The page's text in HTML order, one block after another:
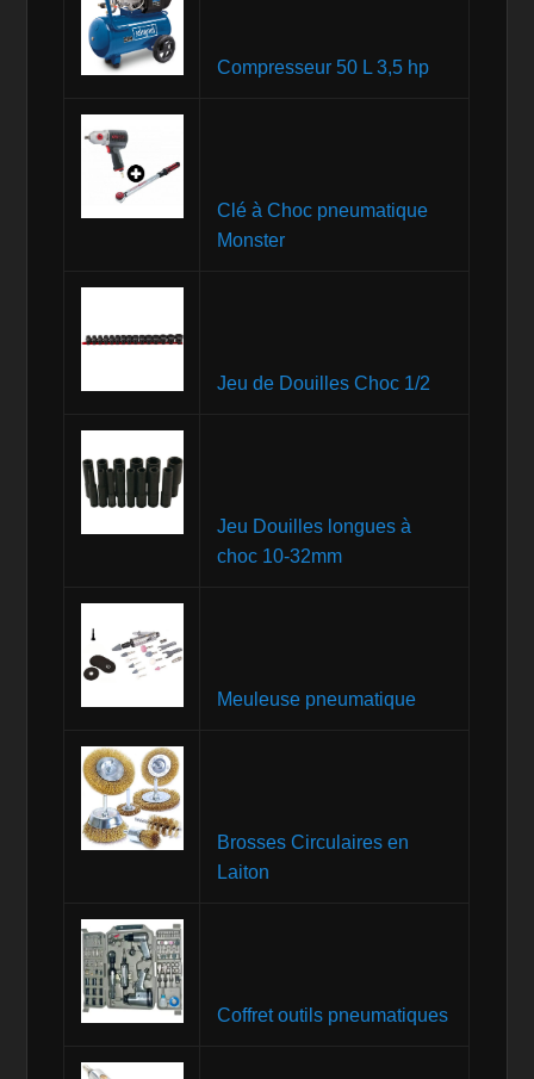
Compresseur 50 L 3,5 hp
Clé à Choc pneumatique
Monster
Jeu de Douilles Choc 1/2
Jeu Douilles longues à
choc 10-32mm
Meuleuse pneumatique
Brosses Circulaires en
Laiton
Coffret outils pneumatiques